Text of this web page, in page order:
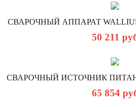
СВАРОЧНЫЙ АППАРАТ
50 211
СВАРОЧНЫЙ ИСТОЧНИК
65 854